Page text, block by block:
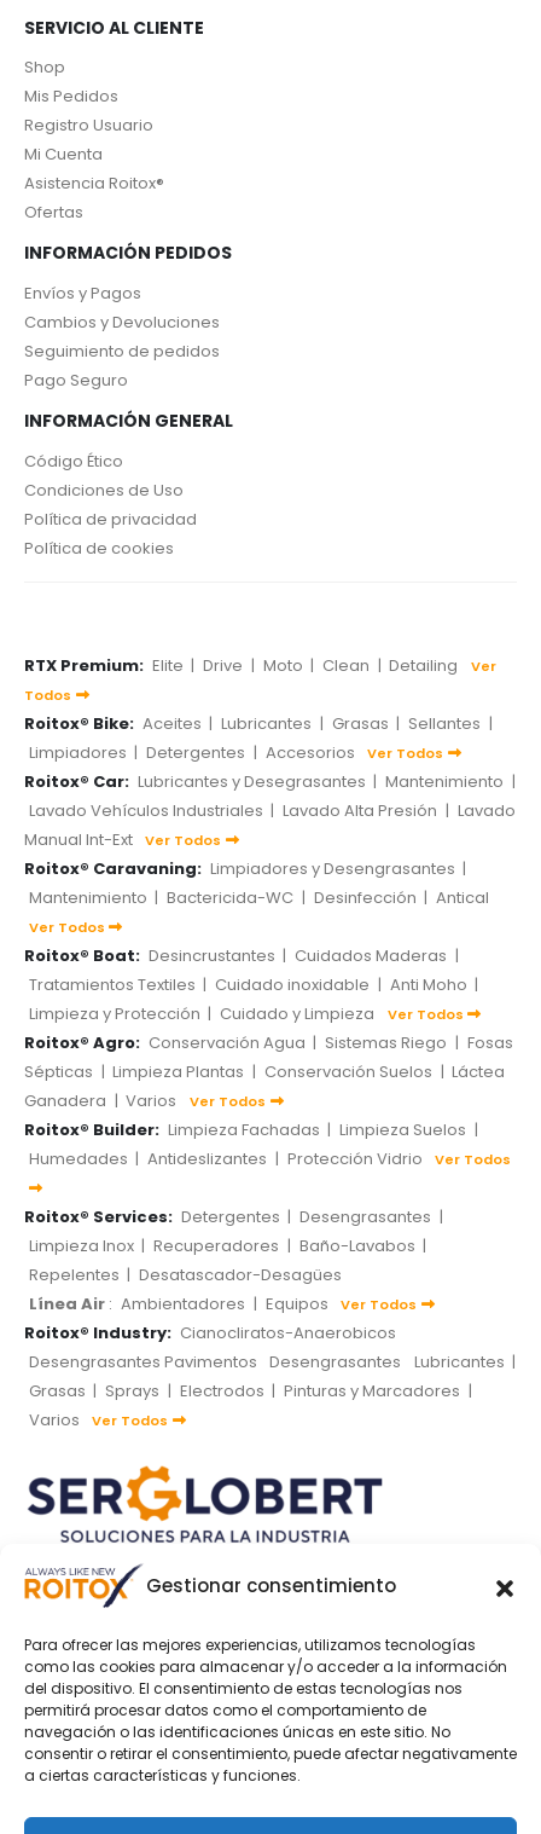
Gestionar consentimiento
Para ofrecer las mejores experiencias, utilizamos tecnologías
como las cookies para almacenar y/o acceder a la información
del dispositivo. El consentimiento de estas tecnologías nos
permitirá procesar datos como el comportamiento de
navegación o las identificaciones únicas en este sitio. No
consentir o retirar el consentimiento, puede afectar negativamente
a ciertas características y funciones.
SERVICIO AL CLIENTE
Shop
Mis Pedidos
Registro Usuario
Mi Cuenta
Asistencia Roitox®
Ofertas
INFORMACIÓN PEDIDOS
Envíos y Pagos
Cambios y Devoluciones
Seguimiento de pedidos
Pago Seguro
INFORMACIÓN GENERAL
Código Ético
Condiciones de Uso
Política de privacidad
Política de cookies
RTX Premium: Elite | Drive | Moto | Clean | Detailing
Ver
Todos
Roitox® Bike: Aceites | Lubricantes | Grasas | Sellantes |
Limpiadores | Detergentes | Accesorios Ver Todos
Roitox® Car: Lubricantes y Desegrasantes | Mantenimiento |
Lavado Vehículos Industriales | Lavado Alta Presión | Lavado
Manual Int-Ext
Ver Todos
Roitox® Caravaning: Limpiadores y Desengrasantes |
Mantenimiento | Bactericida-WC | Desinfección | Antical
Ver Todos
Roitox® Boat: Desincrustantes | Cuidados Maderas |
Tratamientos Textiles | Cuidado inoxidable | Anti Moho |
Limpieza y Protección | Cuidado y Limpieza Ver Todos
Roitox® Agro: Conservación Agua | Sistemas Riego | Fosas
Sépticas | Limpieza Plantas | Conservación Suelos | Láctea
Ganadera | Varios Ver Todos
Roitox® Builder: Limpieza Fachadas | Limpieza Suelos |
Humedades | Antideslizantes | Protección Vidrio Ver Todos
Roitox® Services: Detergentes | Desengrasantes |
Limpieza Inox | Recuperadores | Baño-Lavabos |
Repelentes | Desatascador-Desagües
Línea Air : Ambientadores | Equipos Ver Todos
Roitox® Industry: Cianocliratos-Anaerobicos
Desengrasantes Pavimentos Desengrasantes Lubricantes |
Grasas | Sprays | Electrodos | Pinturas y Marcadores |
Varios
Ver Todos
SOCIAL MEDIA
MÉTODOS DE PAGO